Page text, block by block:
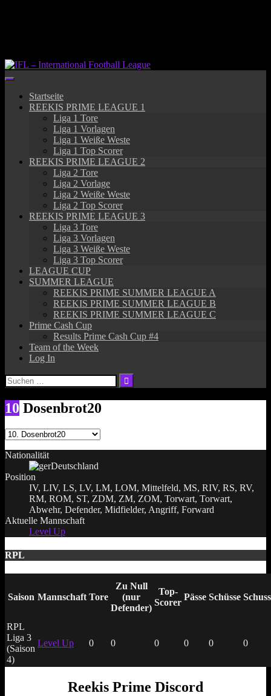
Startseite
REEKIS PRIME LEAGUE 1
Liga 1 Tore
Liga 1 Vorlagen
Liga 1 Weiße Weste
Liga 1 Top Scorer
REEKIS PRIME LEAGUE 2
Liga 2 Tore
Liga 2 Vorlage
Liga 2 Weiße Weste
Liga 2 Top Scorer
REEKIS PRIME LEAGUE 3
Liga 3 Tore
Liga 3 Vorlagen
Liga 3 Weiße Weste
Liga 3 Top Scorer
LEAGUE CUP
SUMMER LEAGUE
REEKIS PRIME SUMMER LEAGUE A
REEKIS PRIME SUMMER LEAGUE B
REEKIS PRIME SUMMER LEAGUE C
Prime Cash Cup
Results Prime Cash Cup #4
Team of the Week
Log In
Suchen
nach:
10 Dosenbrot20
Nationalität
Deutschland
Position
IV, LIV, LS, LV, LM, LOM, Mittelfeld, MS, RIV, RS, RV,
RM, ROM, ST, ZDM, ZM, ZOM, Torwart, Torwart,
Abwehr, Defender, Midfielder, Angriff, Forward
Aktuelle Mannschaft
Level Up
RPL
Saison Mannschaft Tore
Zu Null
(nur
Defender)
Top-
Scorer
Pässe Schüsse
RPL
Liga 3
(Saison
4)
Level Up 0 0 0 0 0 0
Reekis Prime Discord